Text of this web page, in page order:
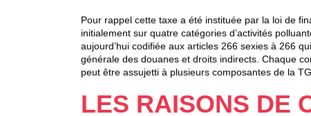
Pour rappel cette taxe a été instituée par la loi de
initialement sur quatre catégories d’activités
aujourd’hui codifiée aux articles 266 sexies à 266
générale des douanes et droits indirects. Chaque
peut être assujetti à plusieurs composantes de la
LES RAISONS DE